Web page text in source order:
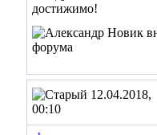
12.04.2018,
00:10